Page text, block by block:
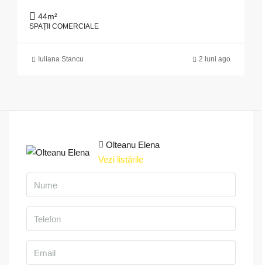
44m²
SPAȚII COMERCIALE
Iuliana Stancu 2 luni ago
Olteanu Elena
Vezi listările